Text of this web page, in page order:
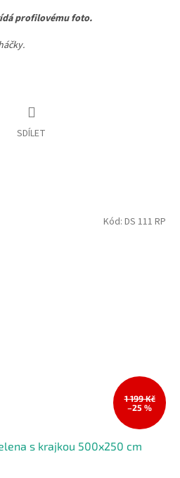
profilovému foto.
SDÍLET
1 199 Kč
–25 %
s krajkou 500x250 cm
Kód: DS 111 RP